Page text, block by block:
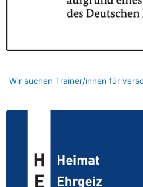
Wir suchen Trainer/innen für